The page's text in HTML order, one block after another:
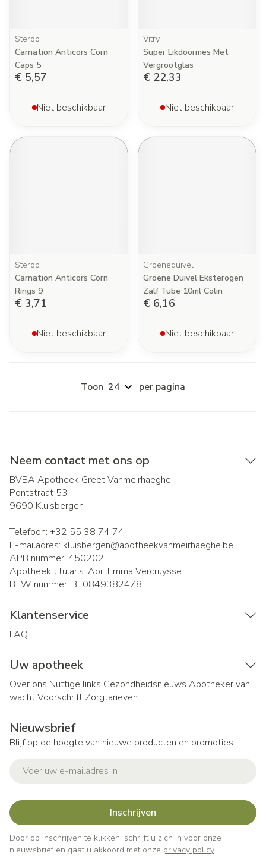
Sterop
Carnation Anticors Corn
Caps 5
€ 5,57
Niet beschikbaar
Vitry
Super Likdoormes Met
Vergrootglas
€ 22,33
Niet beschikbaar
Sterop
Carnation Anticors Corn
Rings 9
€ 3,71
Niet beschikbaar
Groeneduivel
Groene Duivel Eksterogen
Zalf Tube 10ml Colin
€ 6,16
Niet beschikbaar
Toon per pagina
Neem contact met ons op
BVBA Apotheek Greet Vanmeirhaeghe
Pontstraat 53
9690 Kluisbergen
Telefoon: +32 55 38 74 74
E-mailadres: kluisbergen@apotheekvanmeirhaeghe.be
APB nummer: 450202
Apotheek titularis: Apr. Emma Vercruysse
BTW nummer: BE0849382478
Klantenservice
FAQ
Uw apotheek
Over ons Nuttige links Gezondheidsnieuws Apotheker van
wachtVoorschrift Zorgtarieven
Nieuwsbrief
Blijf op de hoogte van nieuwe producten en promoties
Inschrijven
Door op inschrijven te klikken, schrijft u zich in voor onze
nieuwsbrief en gaat u akkoord met onze privacy policy.